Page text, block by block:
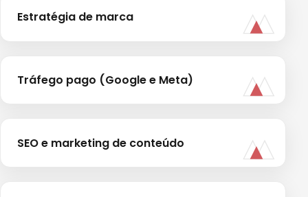
Estratégia de marca
Tráfego pago (Google e Meta)
SEO e marketing de conteúdo